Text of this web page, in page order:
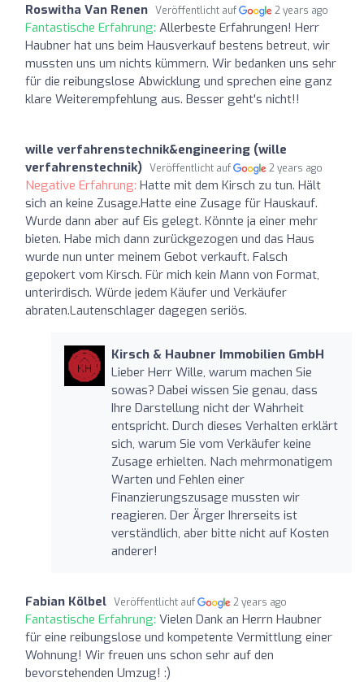
Roswitha Van Renen Veröffentlicht auf 2 years ago
Fantastische Erfahrung: Allerbeste Erfahrungen! Herr
Haubner hat uns beim Hausverkauf bestens betreut, wir
mussten uns um nichts kümmern. Wir bedanken uns sehr
für die reibungslose Abwicklung und sprechen eine ganz
klare Weiterempfehlung aus. Besser geht's nicht!!
wille verfahrenstechnik&engineering (wille
verfahrenstechnik) Veröffentlicht auf 2 years ago
Negative Erfahrung: Hatte mit dem Kirsch zu tun. Hält
sich an keine Zusage.Hatte eine Zusage für Hauskauf.
Wurde dann aber auf Eis gelegt. Könnte ja einer mehr
bieten. Habe mich dann zurückgezogen und das Haus
wurde nun unter meinem Gebot verkauft. Falsch
gepokert vom Kirsch. Für mich kein Mann von Format,
unterirdisch. Würde jedem Käufer und Verkäufer
abraten.Lautenschlager dagegen seriös.
Kirsch & Haubner Immobilien GmbH
Lieber Herr Wille, warum machen Sie
sowas? Dabei wissen Sie genau, dass
Ihre Darstellung nicht der Wahrheit
entspricht. Durch dieses Verhalten erklärt
sich, warum Sie vom Verkäufer keine
Zusage erhielten. Nach mehrmonatigem
Warten und Fehlen einer
Finanzierungszusage mussten wir
reagieren. Der Ärger Ihrerseits ist
verständlich, aber bitte nicht auf Kosten
anderer!
Fabian Kölbel Veröffentlicht auf 2 years ago
Fantastische Erfahrung: Vielen Dank an Herrn Haubner
für eine reibungslose und kompetente Vermittlung einer
Wohnung! Wir freuen uns schon sehr auf den
bevorstehenden Umzug! :)